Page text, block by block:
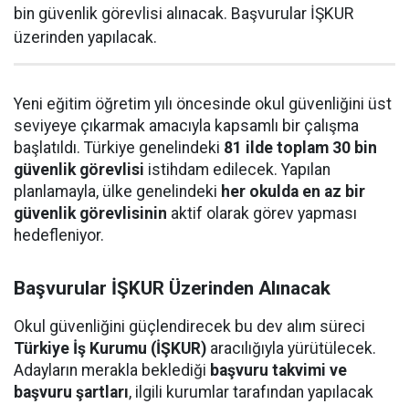
bin güvenlik görevlisi alınacak. Başvurular İŞKUR
üzerinden yapılacak.
Yeni eğitim öğretim yılı öncesinde okul güvenliğini üst
seviyeye çıkarmak amacıyla kapsamlı bir çalışma
başlatıldı. Türkiye genelindeki 81 ilde toplam 30 bin
güvenlik görevlisi istihdam edilecek. Yapılan
planlamayla, ülke genelindeki her okulda en az bir
güvenlik görevlisinin aktif olarak görev yapması
hedefleniyor.
Başvurular İŞKUR Üzerinden Alınacak
Okul güvenliğini güçlendirecek bu dev alım süreci
Türkiye İş Kurumu (İŞKUR) aracılığıyla yürütülecek.
Adayların merakla beklediği başvuru takvimi ve
başvuru şartları, ilgili kurumlar tarafından yapılacak